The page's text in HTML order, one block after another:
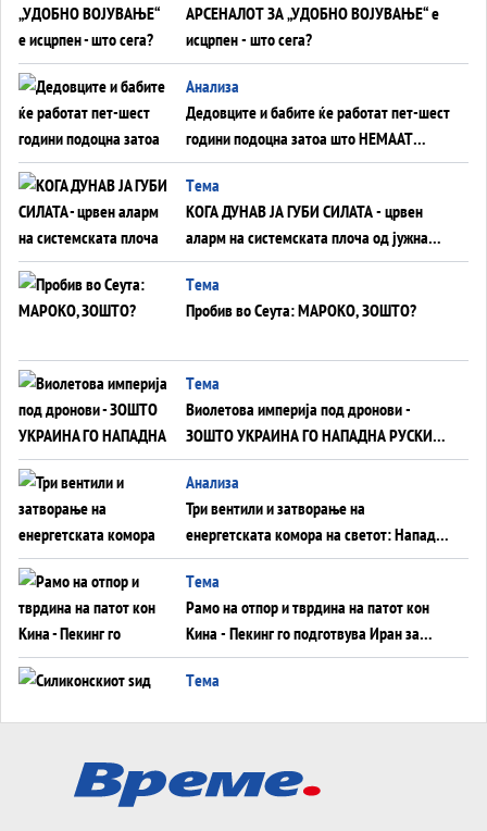
АРСЕНАЛОТ ЗА „УДОБНО ВОЈУВАЊЕ“ е
исцрпен - што сега?
Анализа
Дедовците и бабите ќе работат пет-шест
години подоцна затоа што НЕМААТ
ВНУЦИ ДА ГИ ЗАМЕНАТ
Tема
КОГА ДУНАВ ЈА ГУБИ СИЛАТА - црвен
аларм на системската плоча од јужна
Германија до Црното Море...
Tема
Пробив во Сеута: МАРОКО, ЗОШТО?
Tема
Виолетова империја под дронови -
ЗОШТО УКРАИНА ГО НАПАДНА РУСКИОТ
WILDBERRIES
Aнализа
Три вентили и затворање на
енергетската комора на светот: Нападот
во Суец најавува глобален енергетски
инфаркт?
Tема
Рамо на отпор и тврдина на патот кон
Кина - Пекинг го подготвува Иран за
американска копнена инвазија
Tема
Tема
Трамп тврди дека повторно „разговара“